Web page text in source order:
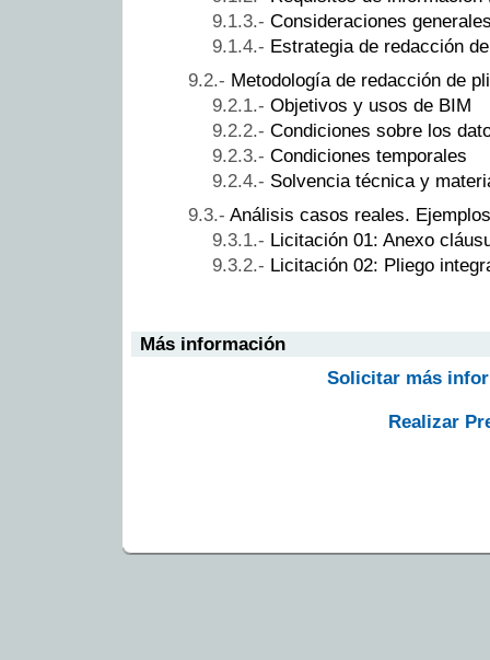
Consideraciones
Estrategia de redacción
Metodología de redacción de
Objetivos y usos de BIM
Condiciones sobre los
Condiciones temporales
Solvencia técnica y
Análisis casos reales.
Licitación 01: Anexo
Licitación 02: Pliego
Más información
Solicitar más
Realizar